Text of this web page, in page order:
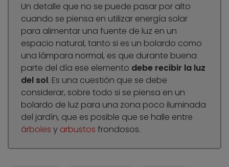
Un detalle que no se puede pasar por alto
cuando se piensa en utilizar energía solar
para alimentar una fuente de luz en un
espacio natural, tanto si es un bolardo como
una lámpara normal, es que durante buena
parte del día ese elemento debe recibir la luz
del sol. Es una cuestión que se debe
considerar, sobre todo si se piensa en un
bolardo de luz para una zona poco iluminada
del jardín, que es posible que se halle entre
árboles y arbustos frondosos.